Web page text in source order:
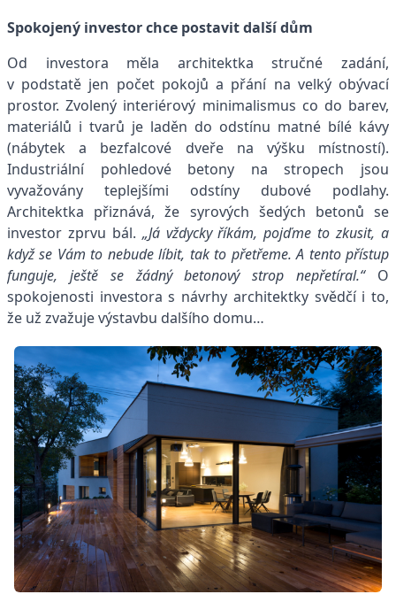
Spokojený investor chce postavit další dům
Od investora měla architektka stručné zadání,
v podstatě jen počet pokojů a přání na velký obývací
prostor. Zvolený interiérový minimalismus co do barev,
materiálů i tvarů je laděn do odstínu matné bílé kávy
(nábytek a bezfalcové dveře na výšku místností).
Industriální pohledové betony na stropech jsou
vyvažovány teplejšími odstíny dubové podlahy.
Architektka přiznává, že syrových šedých betonů se
investor zprvu bál. „Já vždycky říkám, pojďme to zkusit, a
když se Vám to nebude líbit, tak to přetřeme. A tento přístup
funguje, ještě se žádný betonový strop nepřetíral.“ O
spokojenosti investora s návrhy architektky svědčí i to,
že už zvažuje výstavbu dalšího domu…